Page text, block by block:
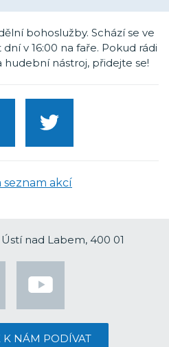
bohoslužby. Schází se ve
v 16:00 na faře. Pokud rádi
nástroj, přidejte se!
seznam akcí
nad Labem, 400 01
K NÁM PODÍVAT